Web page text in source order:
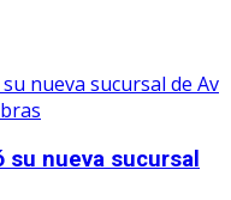
su nueva sucursal